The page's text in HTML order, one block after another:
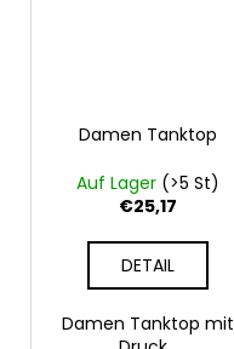
Damen Tanktop
Auf Lager (>5 St)
€25,17
DETAIL
Damen Tanktop mit